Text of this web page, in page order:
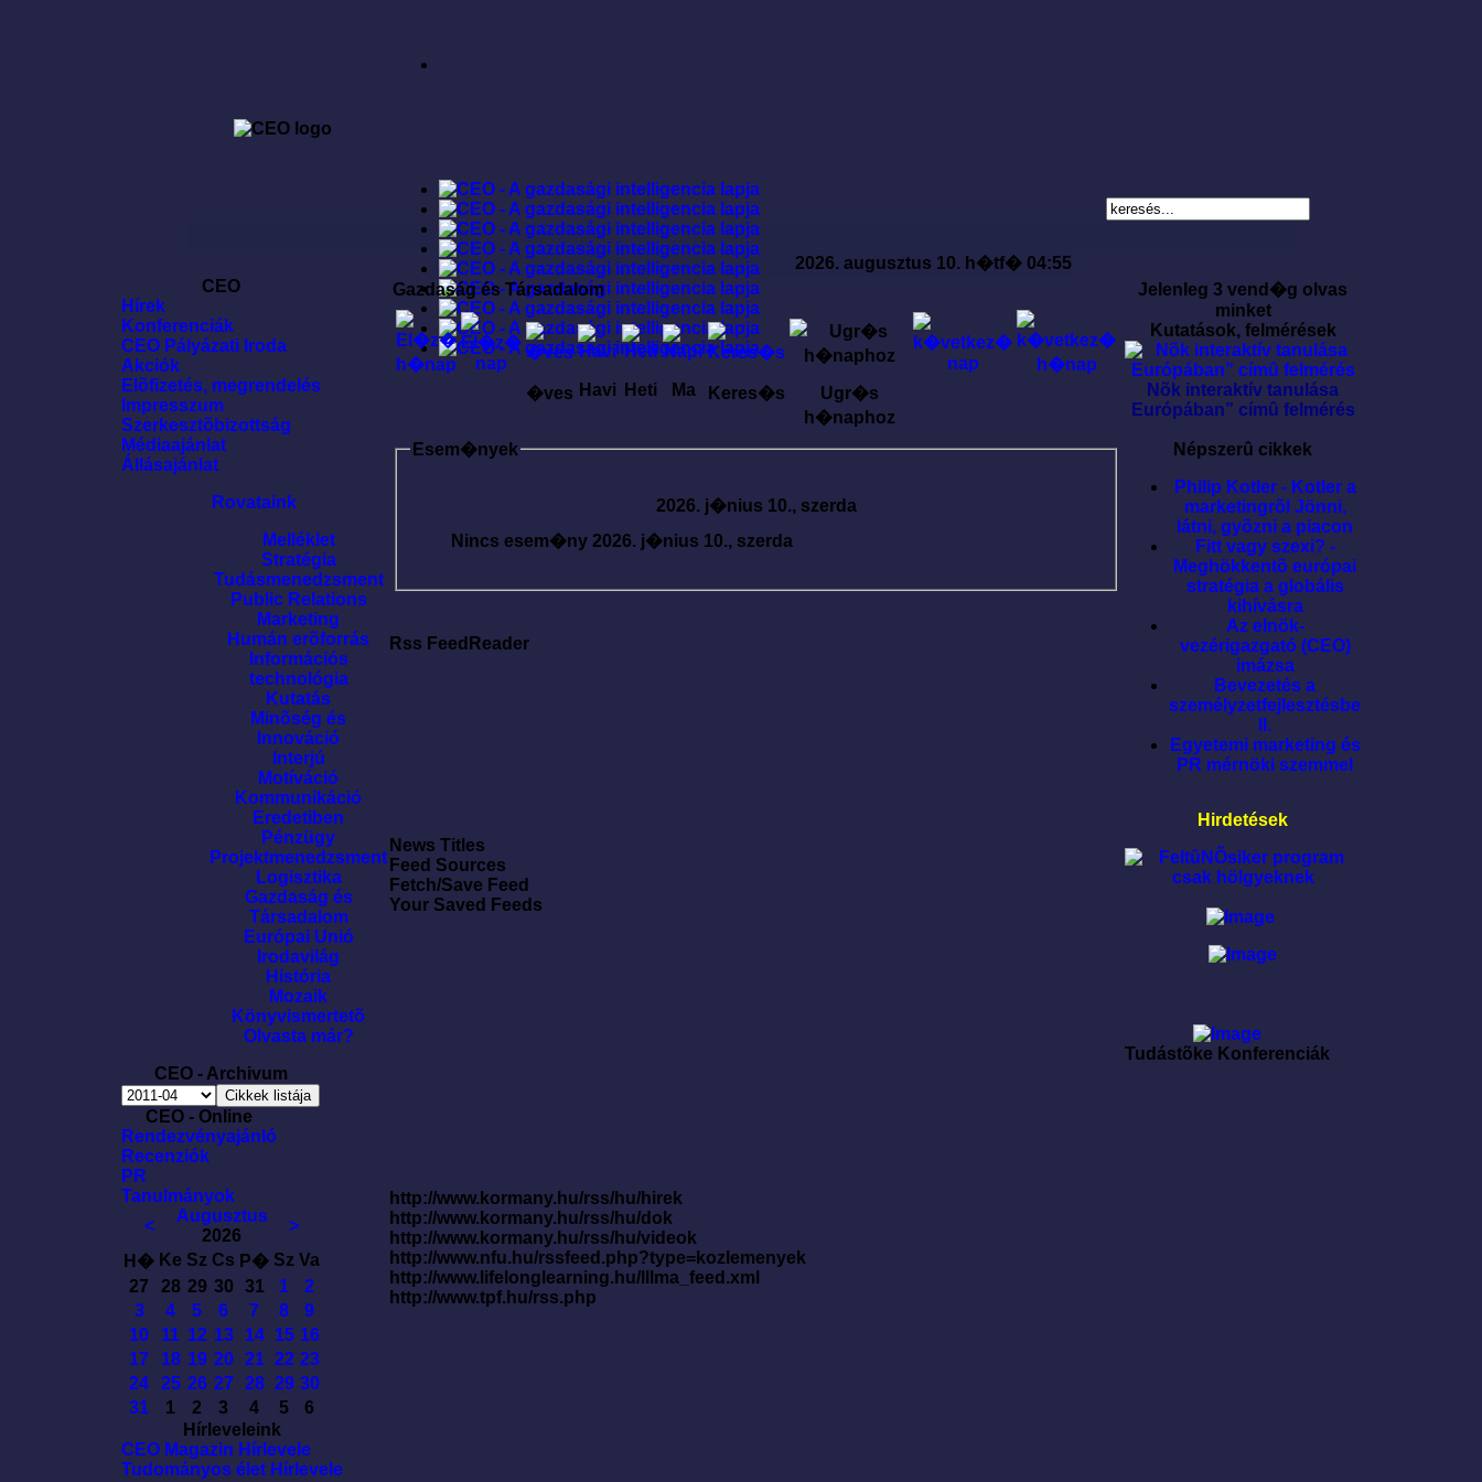
2026. augusztus 10. h�tf� 04:55
CEO
Hírek
Konferenciák
CEO Pályázati Iroda
Akciók
Elõfizetés, megrendelés
Impresszum
Szerkesztõbizottság
Médiaajánlat
Állásajánlat
Rovataink
Melléklet
Stratégia
Tudásmenedzsment
Public Relations
Marketing
Humán erõforrás
Információs
technológia
Kutatás
Minõség és
Innováció
Interjú
Motíváció
Kommunikáció
Eredetiben
Pénzügy
Projektmenedzsment
Logisztika
Gazdaság és
Társadalom
Európai Unió
Irodavilág
História
Mozaik
Könyvismertetõ
Olvasta már?
CEO - Archivum
CEO - Online
Rendezvényajánló
Recenziók
PR
Tanulmányok
<
Augusztus
2026
>
H� Ke Sz Cs P� Sz Va
27
28 29 30 31 1
2
3
4 5 6 7 8
9
10
11 12 13 14 15 16
17
18 19 20 21 22 23
24
25 26 27 28 29 30
31
1 2 3 4 5
6
Hírleveleink
CEO Magazin Hírlevele
Tudományos élet Hírlevele
Gazdaság és Társadalom
�ves Havi Heti Ma Keres�s
Ugr�s
h�naphoz
Esem�nyek
2026. j�nius 10., szerda
Nincs esem�ny 2026. j�nius 10., szerda
Rss FeedReader
News Titles
Feed Sources
Fetch/Save Feed
Your Saved Feeds
http://www.kormany.hu/rss/hu/hirek
http://www.kormany.hu/rss/hu/dok
http://www.kormany.hu/rss/hu/videok
http://www.nfu.hu/rssfeed.php?type=kozlemenyek
http://www.lifelonglearning.hu/lllma_feed.xml
http://www.tpf.hu/rss.php
Jelenleg 3 vend�g olvas
minket
Kutatások, felmérések
Nõk interaktív tanulása
Európában” címû felmérés
Népszerû cikkek
Philip Kotler - Kotler a
marketingrõl Jönni,
látni, gyõzni a piacon
Fitt vagy szexi? -
Meghökkentõ európai
stratégia a globális
kihívásra
Az elnök-
vezérigazgató (CEO)
imázsa
Bevezetés a
személyzetfejlesztésbe
II.
Egyetemi marketing és
PR mérnöki szemmel
Hirdetések
Tudástõke Konferenciák